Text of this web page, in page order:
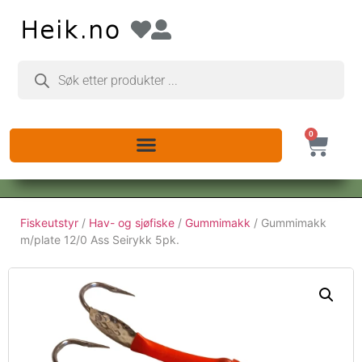
0
Fiskeutstyr / Hav- og sjøfiske / Gummimakk / Gummimakk
m/plate 12/0 Ass Seirykk 5pk.